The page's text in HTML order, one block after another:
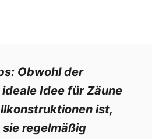
Obwohl der
Idee für Zäune
ist,
sie regelmäßig